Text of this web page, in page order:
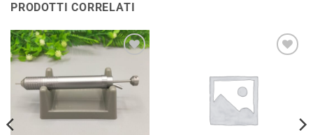
PRODOTTI CORRELATI
alla lista
dei
desideri